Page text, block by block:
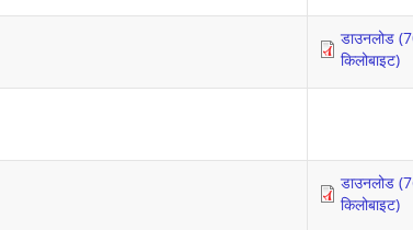
डाउनलोड
किलोबाइट)
डाउनलोड
किलोबाइट)